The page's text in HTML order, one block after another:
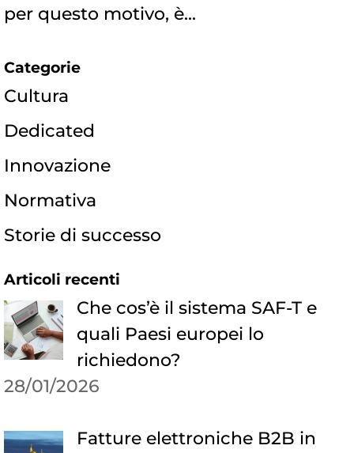
per questo motivo, è...
Categorie
Cultura
Dedicated
Innovazione
Normativa
Storie di successo
Articoli recenti
Che cos’è il sistema SAF-T e
quali Paesi europei lo
richiedono?
28/01/2026
Fatture elettroniche B2B in